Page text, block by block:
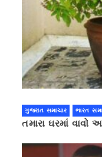
ગુજરાત સમાચાર ભારત
તમારા ઘરમાં વાવો